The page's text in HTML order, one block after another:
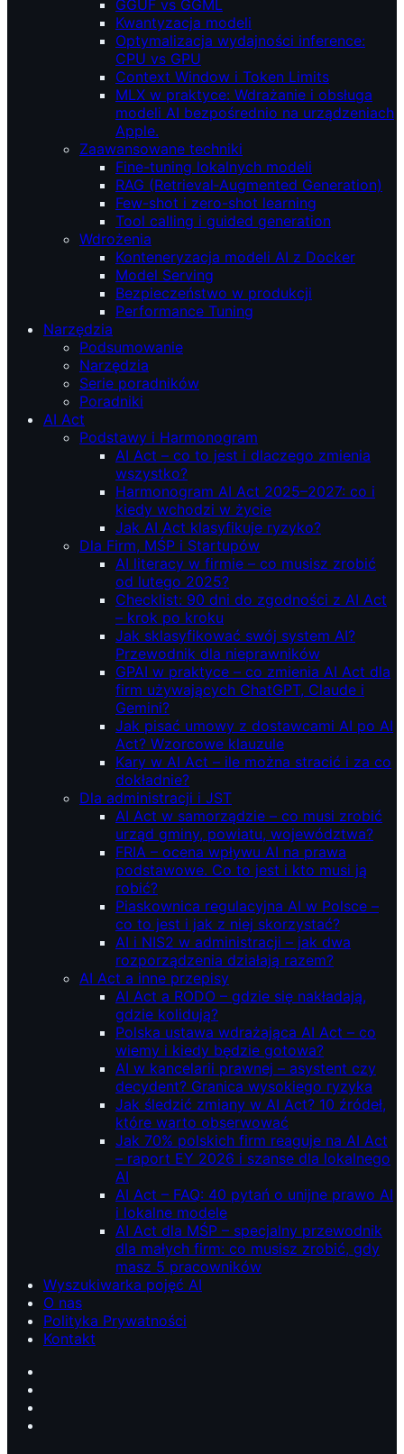
GGUF vs GGML
Kwantyzacja modeli
Optymalizacja wydajności inference:
CPU vs GPU
Context Window i Token Limits
MLX w praktyce: Wdrażanie i obsługa
modeli AI bezpośrednio na urządzeniach
Apple.
Zaawansowane techniki
Fine-tuning lokalnych modeli
RAG (Retrieval‑Augmented Generation)
Few-shot i zero-shot learning
Tool calling i guided generation
Wdrożenia
Konteneryzacja modeli AI z Docker
Model Serving
Bezpieczeństwo w produkcji
Performance Tuning
Narzędzia
Podsumowanie
Narzędzia
Serie poradników
Poradniki
AI Act
Podstawy i Harmonogram
AI Act – co to jest i dlaczego zmienia
wszystko?
Harmonogram AI Act 2025–2027: co i
kiedy wchodzi w życie
Jak AI Act klasyfikuje ryzyko?
Dla Firm, MŚP i Startupów
AI literacy w firmie – co musisz zrobić
od lutego 2025?
Checklist: 90 dni do zgodności z AI Act
– krok po kroku
Jak sklasyfikować swój system AI?
Przewodnik dla nieprawników
GPAI w praktyce – co zmienia AI Act dla
firm używających ChatGPT, Claude i
Gemini?
Jak pisać umowy z dostawcami AI po AI
Act? Wzorcowe klauzule
Kary w AI Act – ile można stracić i za co
dokładnie?
Dla administracji i JST
AI Act w samorządzie – co musi zrobić
urząd gminy, powiatu, województwa?
FRIA – ocena wpływu AI na prawa
podstawowe. Co to jest i kto musi ją
robić?
Piaskownica regulacyjna AI w Polsce –
co to jest i jak z niej skorzystać?
AI i NIS2 w administracji – jak dwa
rozporządzenia działają razem?
AI Act a inne przepisy
AI Act a RODO – gdzie się nakładają,
gdzie kolidują?
Polska ustawa wdrażająca AI Act – co
wiemy i kiedy będzie gotowa?
AI w kancelarii prawnej – asystent czy
decydent? Granica wysokiego ryzyka
Jak śledzić zmiany w AI Act? 10 źródeł,
które warto obserwować
Jak 70% polskich firm reaguje na AI Act
– raport EY 2026 i szanse dla lokalnego
AI
AI Act – FAQ: 40 pytań o unijne prawo AI
i lokalne modele
AI Act dla MŚP – specjalny przewodnik
dla małych firm: co musisz zrobić, gdy
masz 5 pracowników
Wyszukiwarka pojęć AI
O nas
Polityka Prywatności
Kontakt